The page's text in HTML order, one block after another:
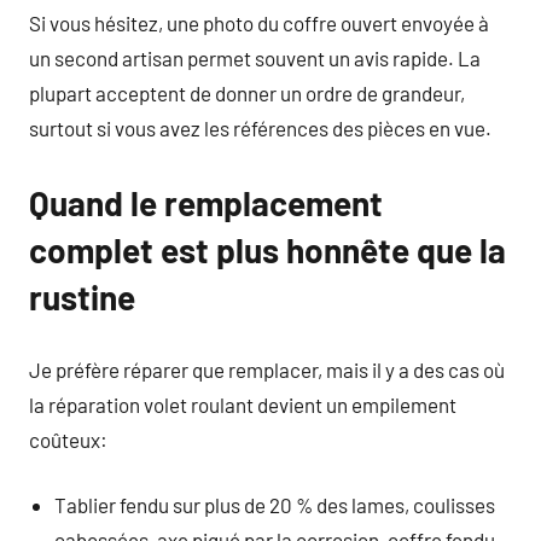
Si vous hésitez, une photo du coffre ouvert envoyée à
un second artisan permet souvent un avis rapide. La
plupart acceptent de donner un ordre de grandeur,
surtout si vous avez les références des pièces en vue.
Quand le remplacement
complet est plus honnête que la
rustine
Je préfère réparer que remplacer, mais il y a des cas où
la réparation volet roulant devient un empilement
coûteux:
Tablier fendu sur plus de 20 % des lames, coulisses